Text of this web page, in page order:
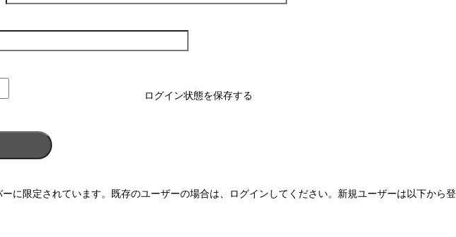
ログイン状態を保存する
に限定されています。既存のユーザーの場合は、ログインしてください。新規ユーザーは以下から登